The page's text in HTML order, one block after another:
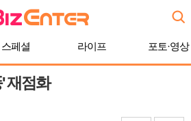
스페셜 라이프 포토·영상
재점화